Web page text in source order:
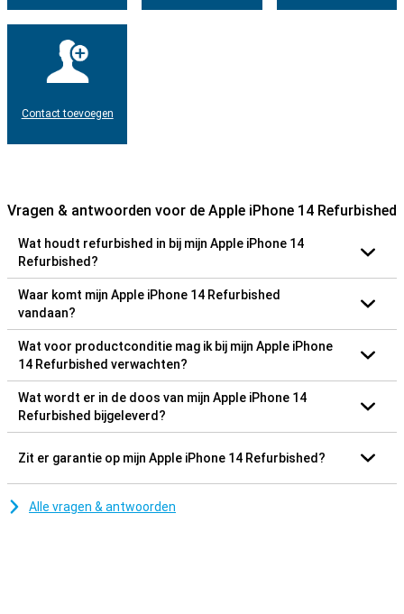
Contact toevoegen
Vragen & antwoorden voor de Apple iPhone 14 Refurbished
Wat houdt refurbished in bij mijn Apple iPhone 14
Refurbished?
Waar komt mijn Apple iPhone 14 Refurbished
vandaan?
Wat voor productconditie mag ik bij mijn Apple iPhone
14 Refurbished verwachten?
Wat wordt er in de doos van mijn Apple iPhone 14
Refurbished bijgeleverd?
Zit er garantie op mijn Apple iPhone 14 Refurbished?
Alle vragen & antwoorden